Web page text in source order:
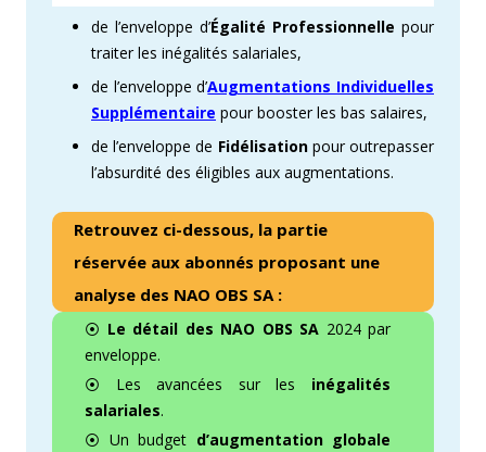
de l’enveloppe d’Égalité Professionnelle pour
traiter les inégalités salariales,
de l’enveloppe d’Augmentations Individuelles
Supplémentaire pour booster les bas salaires,
de l’enveloppe de Fidélisationpour outrepasser
l’absurdité des éligibles aux augmentations.
Retrouvez ci-dessous, la partie
réservée aux abonnés proposant une
analyse des NAO OBS SA :
⦿ Le détail des NAO OBS SA 2024 par
enveloppe.
⦿ Les avancées sur les inégalités
salariales.
⦿ Un budget d’augmentation globale